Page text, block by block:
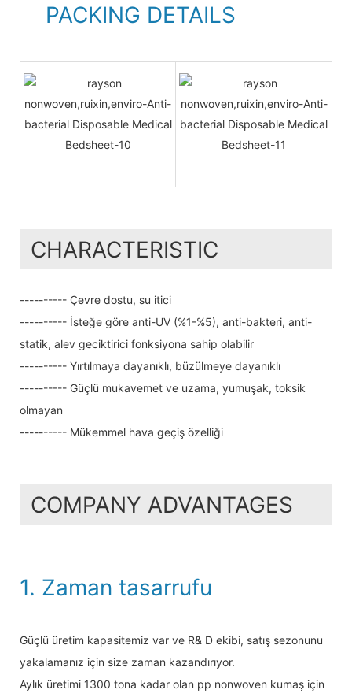
PACKING DETAILS
CHARACTERISTIC
---------- Çevre dostu, su itici
---------- İsteğe göre anti-UV (%1-%5), anti-bakteri, anti-
statik, alev geciktirici fonksiyona sahip olabilir
---------- Yırtılmaya dayanıklı, büzülmeye dayanıklı
---------- Güçlü mukavemet ve uzama, yumuşak, toksik
olmayan
---------- Mükemmel hava geçiş özelliği
COMPANY ADVANTAGES
1. Zaman tasarrufu
Güçlü üretim kapasitemiz var ve R& D ekibi, satış sezonunu
yakalamanız için size zaman kazandırıyor.
Aylık üretimi 1300 tona kadar olan pp nonwoven kumaş için